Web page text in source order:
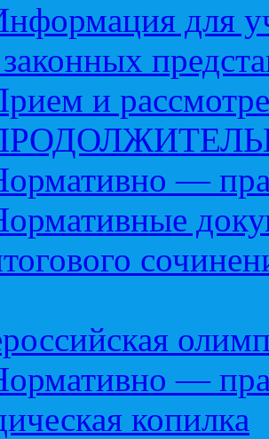
для
и
—
—
копилка